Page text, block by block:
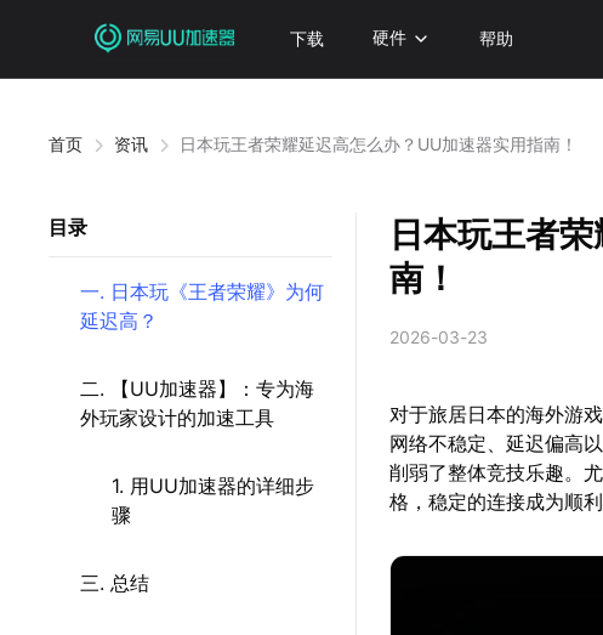
下载 硬件 帮助
首页 资讯 日本玩王者荣耀延迟高怎么办？UU加速器实用指南！
目录
一. 日本玩《王者荣耀》为何
延迟高？
二. 【UU加速器】：专为海
外玩家设计的加速工具
1. 用UU加速器的详细步
骤
三. 总结
日本玩王者
南！
2026-03-23
对于旅居日本的海外游
网络不稳定、延迟偏高
削弱了整体竞技乐趣。
格，稳定的连接成为顺利